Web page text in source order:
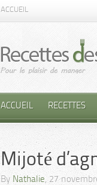
ACCUEIL
ACCUEIL RECETTES
Mijoté
By Nathalie, 27